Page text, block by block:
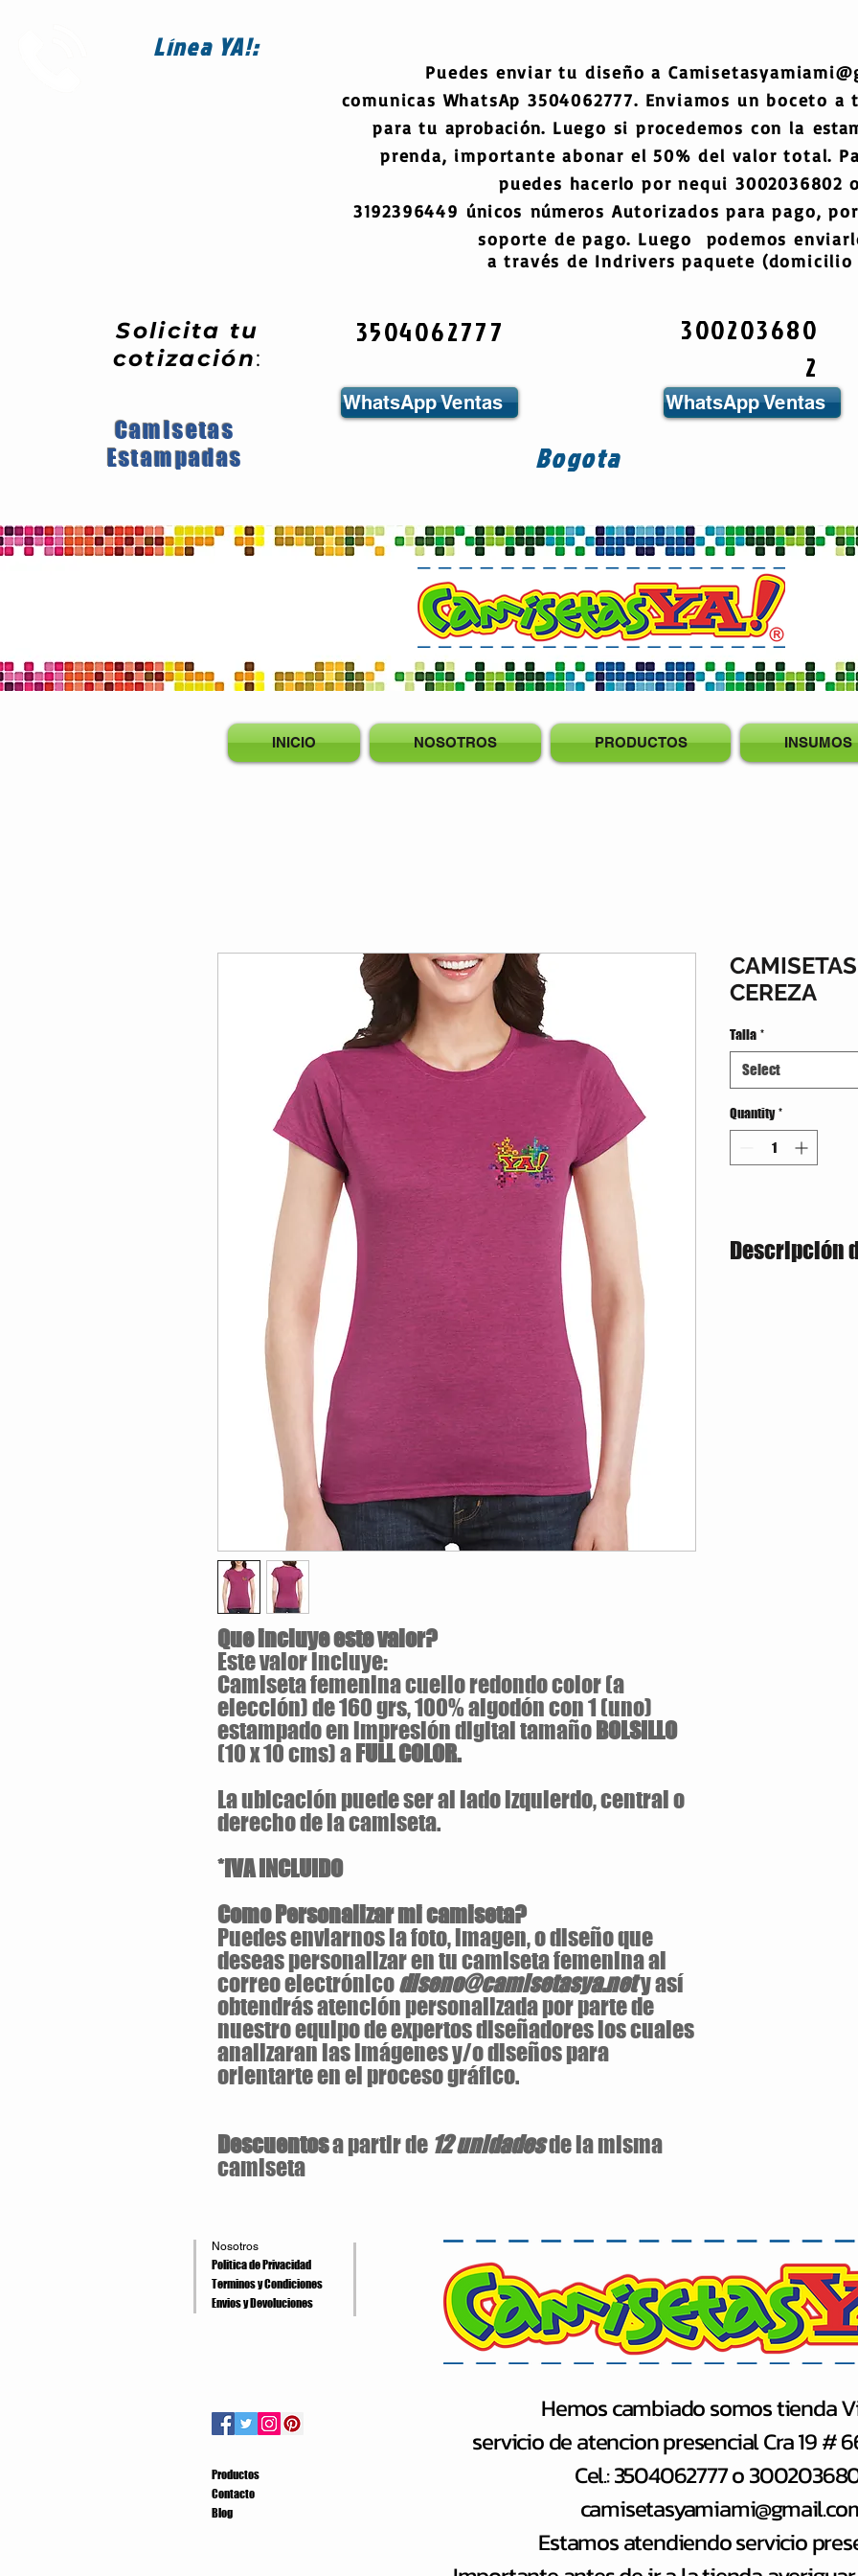
LíneaYA!:
Solicita tu
cotización:
Camisetas
Estampadas
Puedes enviar tu diseño a
comunicas WhatsAp 3504062777. Enviamos un boceto
para tu aprobación. Luego si procedemos con la
prenda, importante abonar el 50% del valor total.
puedes hacerlo por nequi 3002036802
3192396449 únicos números Autorizados para pago,
soporte de pago. Luego podemos
a través de Indrivers paquete (domicilio
3504062777
WhatsApp Ventas
Bogota
300203680
2
WhatsApp Ventas
INICIO NOSOTROS PRODUCTOS INSUMOS
Que incluye este valor?
Este valor incluye:
Camiseta femenina cuello redondo color (a
elección) de 160 grs, 100% algodón con 1 (uno)
estampado en impresión digital tamaño BOLSILLO
(10 x 10 cms) a FULL COLOR.
La ubicación puede ser al lado izquierdo, central o
derecho de la camiseta.
*IVA INCLUIDO
Como Personalizar mi camiseta?
Puedes enviarnos la foto, imagen, o diseño que
deseas personalizar en tu camiseta femenina al
correo electrónicodiseno@camisetasya.nety así
obtendrás atención personalizada por parte de
nuestro equipo de expertos diseñadores los cuales
analizaran las imágenes y/o diseños para
orientarte en el proceso gráfico.
Descuentosa partir de 12 unidadesde la misma
camiseta
CEREZA
Talla *
Select
Quantity *
Descripción
160 gramos / 100%
Nosotros
Politica de Privacidad
Terminos y Condiciones
Envios y Devoluciones
Productos
Contacto
Blog
Hemos cambiado somos tienda
servicio de atencion presencial Cra 19 #
Cel.: 3504062777 o
Estamos atendiendo servicio